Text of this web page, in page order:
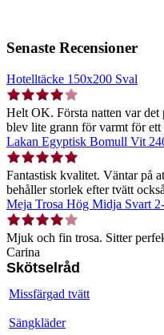
Senaste Recensioner
Hotelltäcke 150x200 Sval
Helt OK. Första natten var
blev lite grann för varmt för
Lakan Egyptisk Bomull Vit
Fantastisk kvalitet. Väntar på
behåller storlek efter tvätt
Meja Trosa Hög Midja Svart
Mjuk och fin trosa. Sitter
Carina
Skötselråd
Missfärgad tvätt
Sängkläder